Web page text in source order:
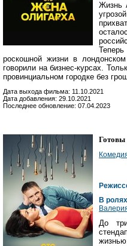
Жизнь
роскошной жизни в
говорили на бизнес-курсах.
провинциальном городке без
Дата выхода фильма: 11.10.2021
Дата добавления: 29.10.2021
Последнее обновление: 07.04.2023
В ролях
До